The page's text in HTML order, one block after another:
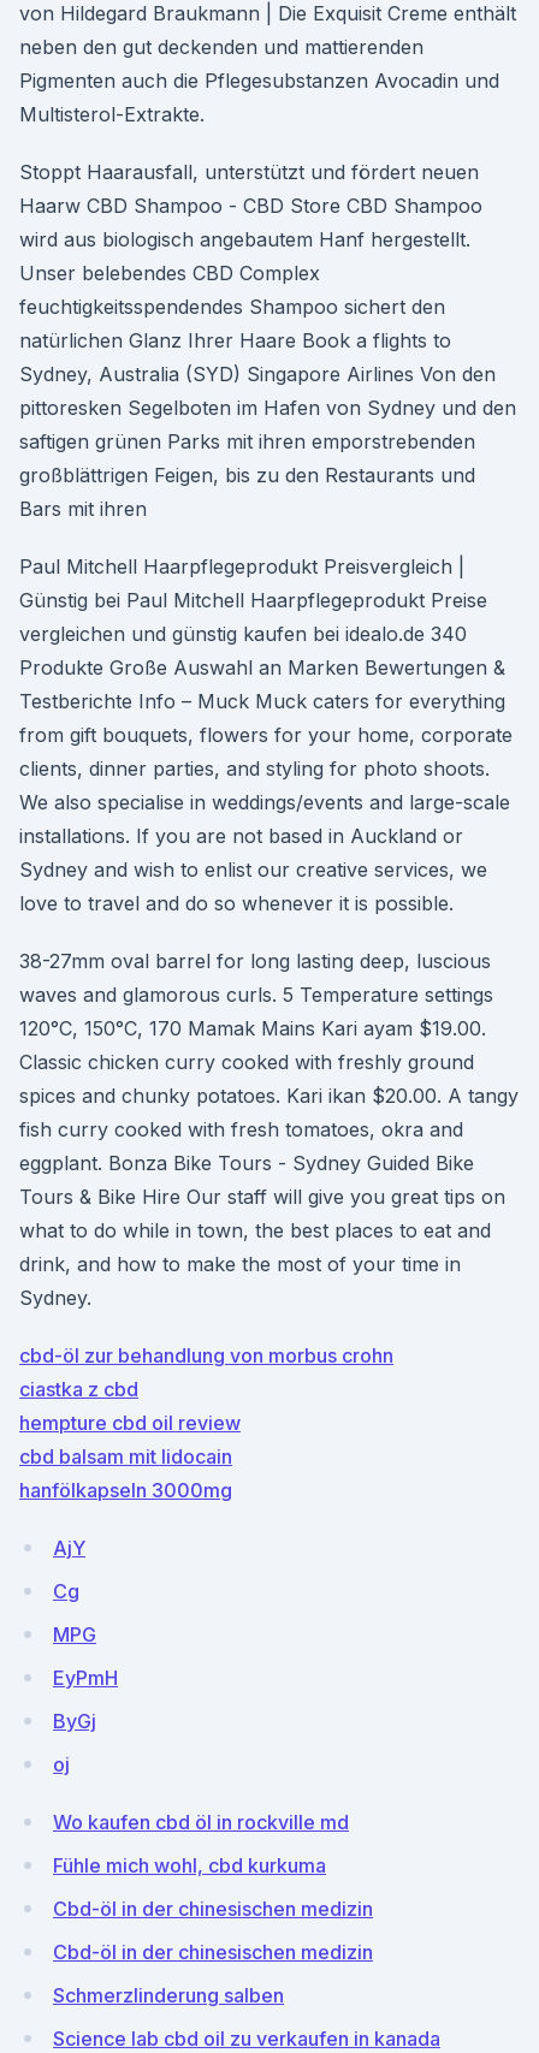
von Hildegard Braukmann | Die Exquisit Creme enthält
neben den gut deckenden und mattierenden
Pigmenten auch die Pflegesubstanzen Avocadin und
Multisterol-Extrakte.
Stoppt Haarausfall, unterstützt und fördert neuen
Haarw CBD Shampoo - CBD Store CBD Shampoo
wird aus biologisch angebautem Hanf hergestellt.
Unser belebendes CBD Complex
feuchtigkeitsspendendes Shampoo sichert den
natürlichen Glanz Ihrer Haare Book a flights to
Sydney, Australia (SYD) Singapore Airlines Von den
pittoresken Segelboten im Hafen von Sydney und den
saftigen grünen Parks mit ihren emporstrebenden
großblättrigen Feigen, bis zu den Restaurants und
Bars mit ihren
Paul Mitchell Haarpflegeprodukt Preisvergleich |
Günstig bei Paul Mitchell Haarpflegeprodukt Preise
vergleichen und günstig kaufen bei idealo.de 340
Produkte Große Auswahl an Marken Bewertungen &
Testberichte Info – Muck Muck caters for everything
from gift bouquets, flowers for your home, corporate
clients, dinner parties, and styling for photo shoots.
We also specialise in weddings/events and large-scale
installations. If you are not based in Auckland or
Sydney and wish to enlist our creative services, we
love to travel and do so whenever it is possible.
38-27mm oval barrel for long lasting deep, luscious
waves and glamorous curls. 5 Temperature settings
120°C, 150°C, 170 Mamak Mains Kari ayam $19.00.
Classic chicken curry cooked with freshly ground
spices and chunky potatoes. Kari ikan $20.00. A tangy
fish curry cooked with fresh tomatoes, okra and
eggplant. Bonza Bike Tours - Sydney Guided Bike
Tours & Bike Hire Our staff will give you great tips on
what to do while in town, the best places to eat and
drink, and how to make the most of your time in
Sydney.
cbd-öl zur behandlung von morbus crohn
ciastka z cbd
hempture cbd oil review
cbd balsam mit lidocain
hanfölkapseln 3000mg
AjY
Cg
MPG
EyPmH
ByGj
oj
Wo kaufen cbd öl in rockville md
Fühle mich wohl, cbd kurkuma
Cbd-öl in der chinesischen medizin
Cbd-öl in der chinesischen medizin
Schmerzlinderung salben
Science lab cbd oil zu verkaufen in kanada